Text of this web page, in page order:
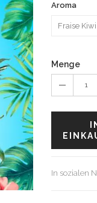
Aroma
Menge
1
In sozialen